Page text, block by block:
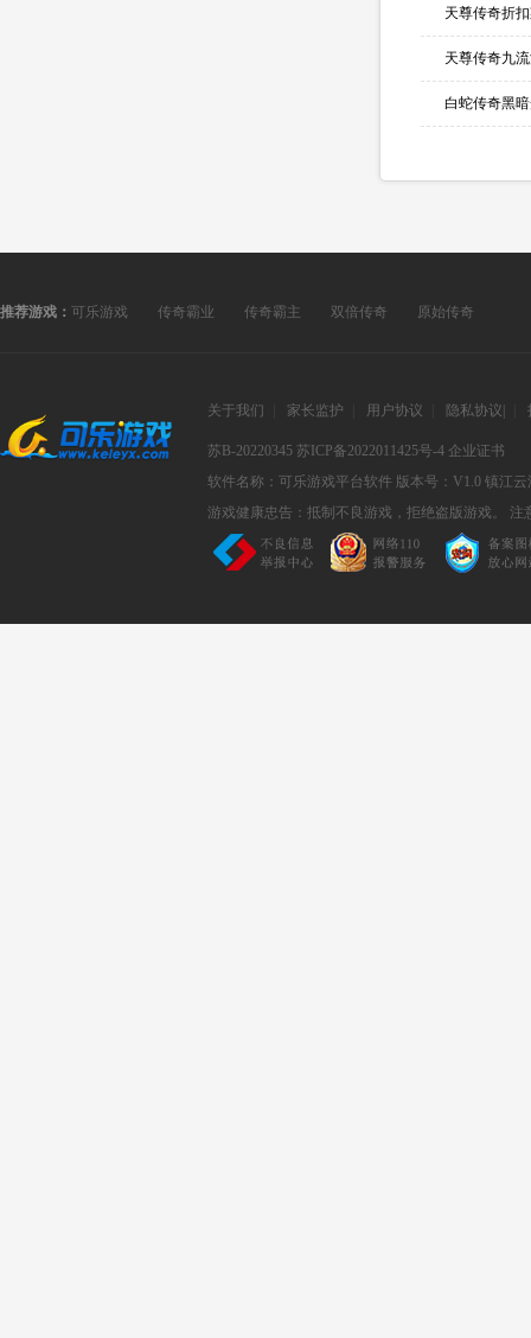
天尊传奇折
天尊传奇九
推荐游戏： 可乐游戏 传奇霸业 传奇霸主 双倍传奇 原始传奇
关于我们 家长监护 用户协议 隐私协议|
苏B-20220345 苏ICP备2022011425号-4 企业证书
软件名称：可乐游戏平台软件 版本号：V1.0 镇江云
游戏健康忠告：抵制不良游戏，拒绝盗版游戏。